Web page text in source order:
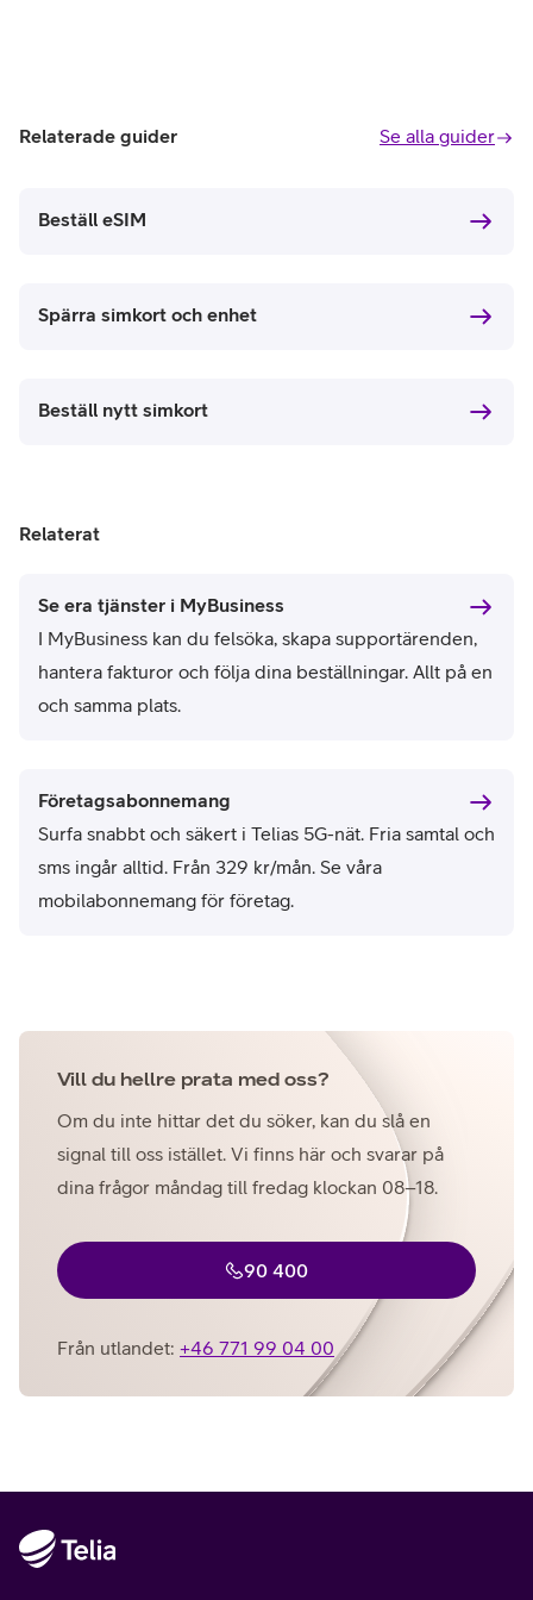
Relaterade guider Se alla guider
Beställ eSIM
Spärra simkort och enhet
Beställ nytt simkort
Relaterat
Se era tjänster i MyBusiness
I MyBusiness kan du felsöka, skapa supportärenden,
hantera fakturor och följa dina beställningar. Allt på en
och samma plats.
Företagsabonnemang
Surfa snabbt och säkert i Telias 5G-nät. Fria samtal och
sms ingår alltid. Från 329 kr/mån. Se våra
mobilabonnemang för företag.
Vill du hellre prata med oss?
Om du inte hittar det du söker, kan du slå en
signal till oss istället. Vi finns här och svarar på
dina frågor måndag till fredag klockan 08–18.
90 400
Från utlandet: +46 771 99 04 00